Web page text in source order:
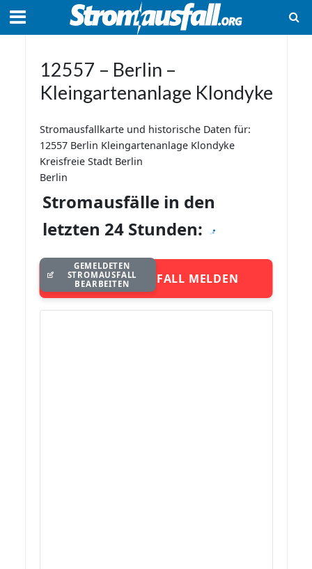
12557 – Berlin –
Kleingartenanlage Klondyke
Stromausfallkarte und historische Daten für:
12557 Berlin Kleingartenanlage Klondyke
Kreisfreie Stadt Berlin
Berlin
Stromausfälle in den
letzten 24 Stunden:
STROMAUSFALL MELDEN
GEMELDETEN
STROMAUSFALL
BEARBEITEN